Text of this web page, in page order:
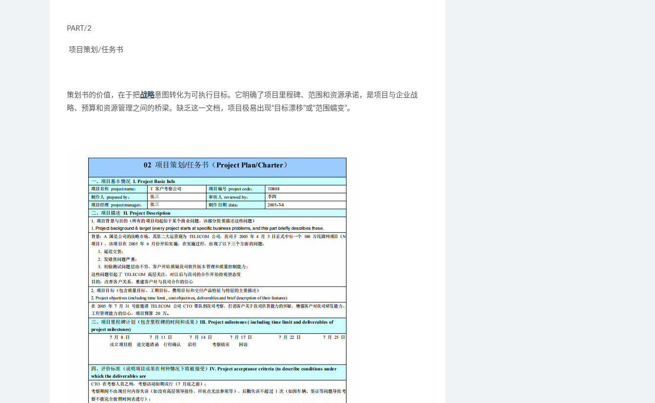
PART/2
项目策划/任务书
策划书的价值，在于把战略意图转化为可执行目标。它明确了项目里程碑、范围和资源承诺，是项目与企业战
略、预算和资源管理之间的桥梁。缺乏这一文档，项目极易出现“目标漂移”或“范围蠕变”。